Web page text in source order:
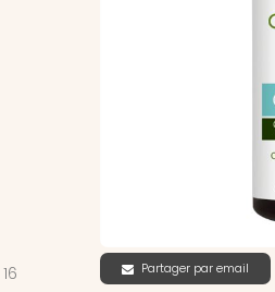
Partager par email
16